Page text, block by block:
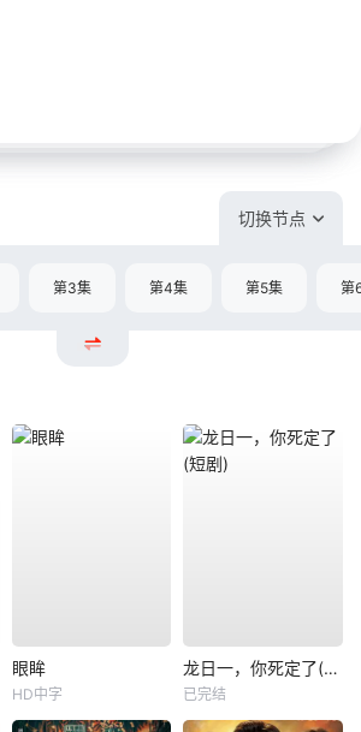
切换节点
第3集 第4集 第5集 第
眼眸
HD中字
龙日一，你死定了(短剧)
已完结